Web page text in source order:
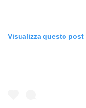
Visualizza questo post